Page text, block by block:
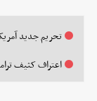
تحریم جدید
اعتراف کثیف